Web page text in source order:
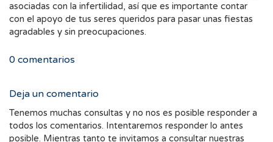
asociadas con la infertilidad, así que es importante contar
con el apoyo de tus seres queridos para pasar unas fiestas
agradables y sin preocupaciones.
0 comentarios
Deja un comentario
Tenemos muchas consultas y no nos es posible responder a
todos los comentarios. Intentaremos responder lo antes
posible. Mientras tanto te invitamos a consultar nuestras